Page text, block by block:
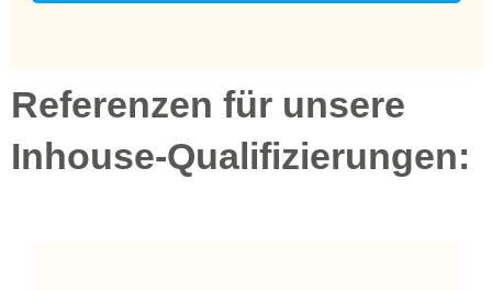
Referenzen für unsere
Inhouse-Qualifizierungen: